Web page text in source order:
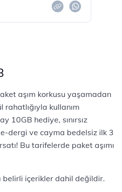
aşım korkusu yaşamadan
kullanım
10GB hediye, sınırsız
dergi ve cayma bedelsiz ilk 3
Bu tarifelerde paket aşımı
belirli içerikler dahil değildir.